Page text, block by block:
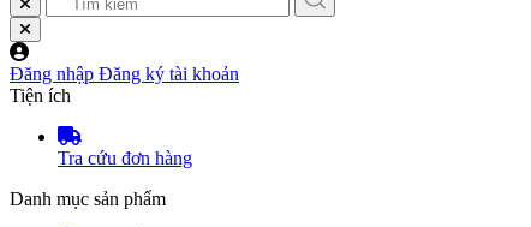
Đăng nhập Đăng ký tài khoản
Tiện ích
Tra cứu đơn hàng
Danh mục sản phẩm